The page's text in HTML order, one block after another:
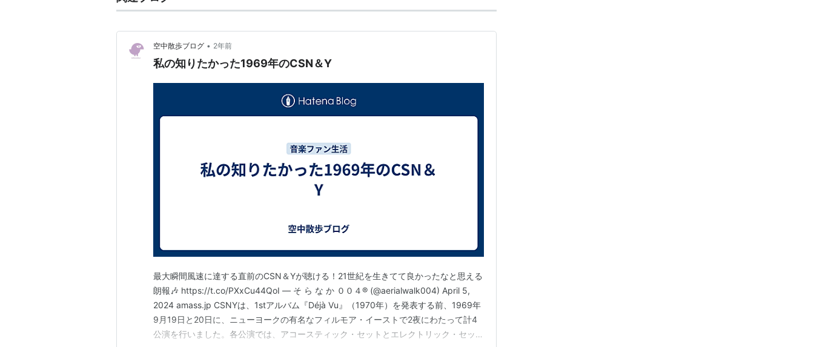
空中散歩ブログ • 2年前
私の知りたかった1969年のCSN＆Y
最大瞬間風速に達する直前のCSN＆Yが聴ける！21世紀を生きてて良かったなと思える
朗報🎶 https://t.co/PXxCu44QoI — そ ら な か ００４® (@aerialwalk004) April 5,
2024 amass.jp CSNYは、1stアルバム『Déjà Vu』（1970年）を発表する前、1969年
9月19日と20日に、ニューヨークの有名なフィルモア・イーストで2夜にわたって計4
公演を行いました。各公演では、アコースティック・セットとエレクトリック・セット